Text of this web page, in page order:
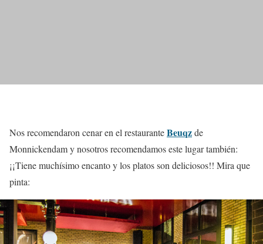
Nos recomendaron cenar en el restauranteBeuqzde
Monnickendam y nosotros recomendamos este lugar también:
¡¡Tiene muchísimo encanto y los platos son deliciosos!! Mira que
pinta: